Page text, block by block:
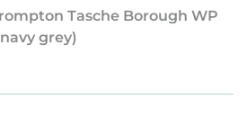
Tasche Borough WP
grey)